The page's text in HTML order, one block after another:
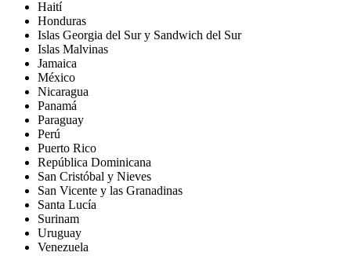
Haití
Honduras
Islas Georgia del Sur y Sandwich del Sur
Islas Malvinas
Jamaica
México
Nicaragua
Panamá
Paraguay
Perú
Puerto Rico
República Dominicana
San Cristóbal y Nieves
San Vicente y las Granadinas
Santa Lucía
Surinam
Uruguay
Venezuela